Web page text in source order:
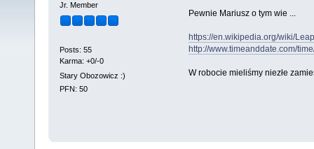
Jr. Member
Posts: 55
Karma: +0/-0
Stary Obozowicz :)
PFN: 50
Pewnie Mariusz o tym wie ...
https://en.wikipedia.org/wiki/
http://www.timeanddate.com/
W robocie mieliśmy niezłe